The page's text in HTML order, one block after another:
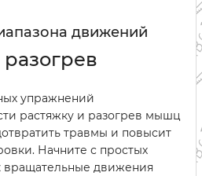
движений
упражнений
растяжку и разогрев мышц
травмы и повысит
Начните с простых
вращательные движения